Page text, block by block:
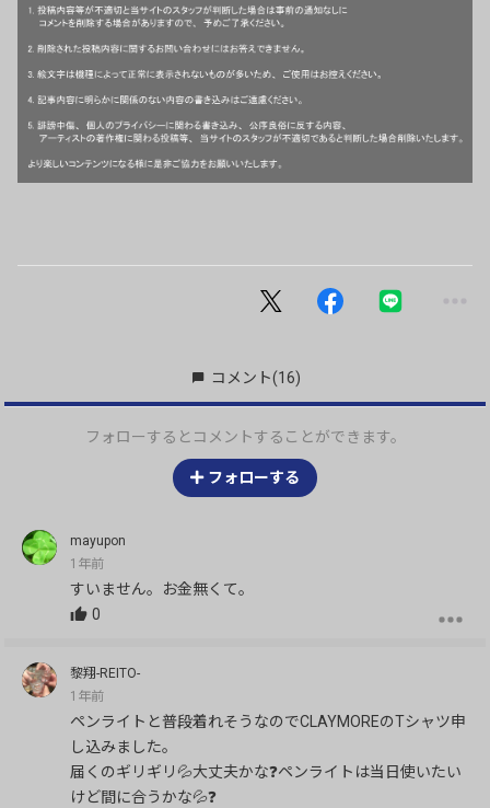
コメント(16)
フォローするとコメントすることができます。
フォローする
mayupon
1年前
すいません。お金無くて。
0
黎翔-REITO-
1年前
ペンライトと普段着れそうなのでCLAYMOREのTシャツ申
し込みました。
届くのギリギリ💦大丈夫かな❓ペンライトは当日使いたい
けど間に合うかな💦❓